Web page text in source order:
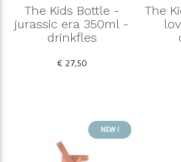
The Kids Bottle -
jurassic era 350ml -
drinkfles
€ 27,50
The
NEW !